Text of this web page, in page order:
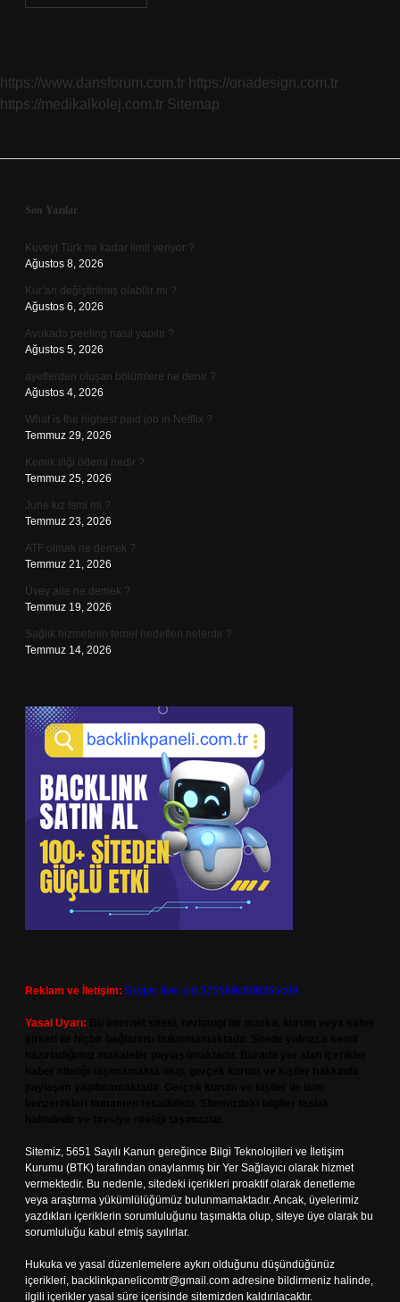
Sözlük
https://www.dansforum.com.tr https://onadesign.com.tr
https://medikalkolej.com.tr Sitemap
Sidebar
Son Yazılar
Kuveyt Türk ne kadar limit veriyor ?
Ağustos 8, 2026
Kur’an değiştirilmiş olabilir mi ?
Ağustos 6, 2026
Avokado peeling nasıl yapılır ?
Ağustos 5, 2026
ayetlerden oluşan bölümlere ne denir ?
Ağustos 4, 2026
What is the highest paid job in Netflix ?
Temmuz 29, 2026
Kemik iliği ödemi nedir ?
Temmuz 25, 2026
June kız ismi mi ?
Temmuz 23, 2026
ATF olmak ne demek ?
Temmuz 21, 2026
Üvey aile ne demek ?
Temmuz 19, 2026
Sağlık hizmetinin temel hedefleri nelerdir ?
Temmuz 14, 2026
Reklam ve İletişim: Skype: live:.cid.575569c608265c69
Yasal Uyarı:
Sitemiz, 5651 Sayılı Kanun gereğince Bilgi Teknolojileri ve İletişim
Kurumu (BTK) tarafından onaylanmış bir Yer Sağlayıcı olarak hizmet
vermektedir. Bu nedenle, sitedeki içerikleri proaktif olarak denetleme
veya araştırma yükümlülüğümüz bulunmamaktadır. Ancak, üyelerimiz
yazdıkları içeriklerin sorumluluğunu taşımakta olup, siteye üye olarak bu
sorumluluğu kabul etmiş sayılırlar.
Hukuka ve yasal düzenlemelere aykırı olduğunu düşündüğünüz
içerikleri, backlinkpanelicomtr@gmail.com adresine bildirmeniz halinde,
ilgili içerikler yasal süre içerisinde sitemizden kaldırılacaktır.